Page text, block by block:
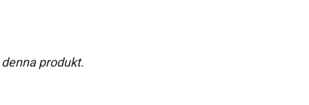
produkt.